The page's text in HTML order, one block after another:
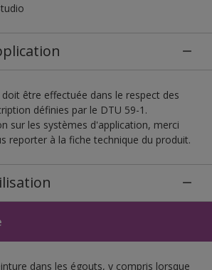
être effectuée dans le respect des
définies par le DTU 59-1.
sur les systèmes d'application, merci
reporter à la fiche technique du produit.
dans les égouts, y compris lorsque